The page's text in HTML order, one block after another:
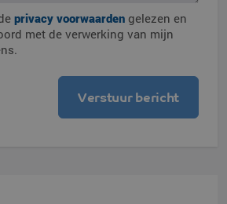
privacy voorwaarden gelezen en
met de verwerking van mijn